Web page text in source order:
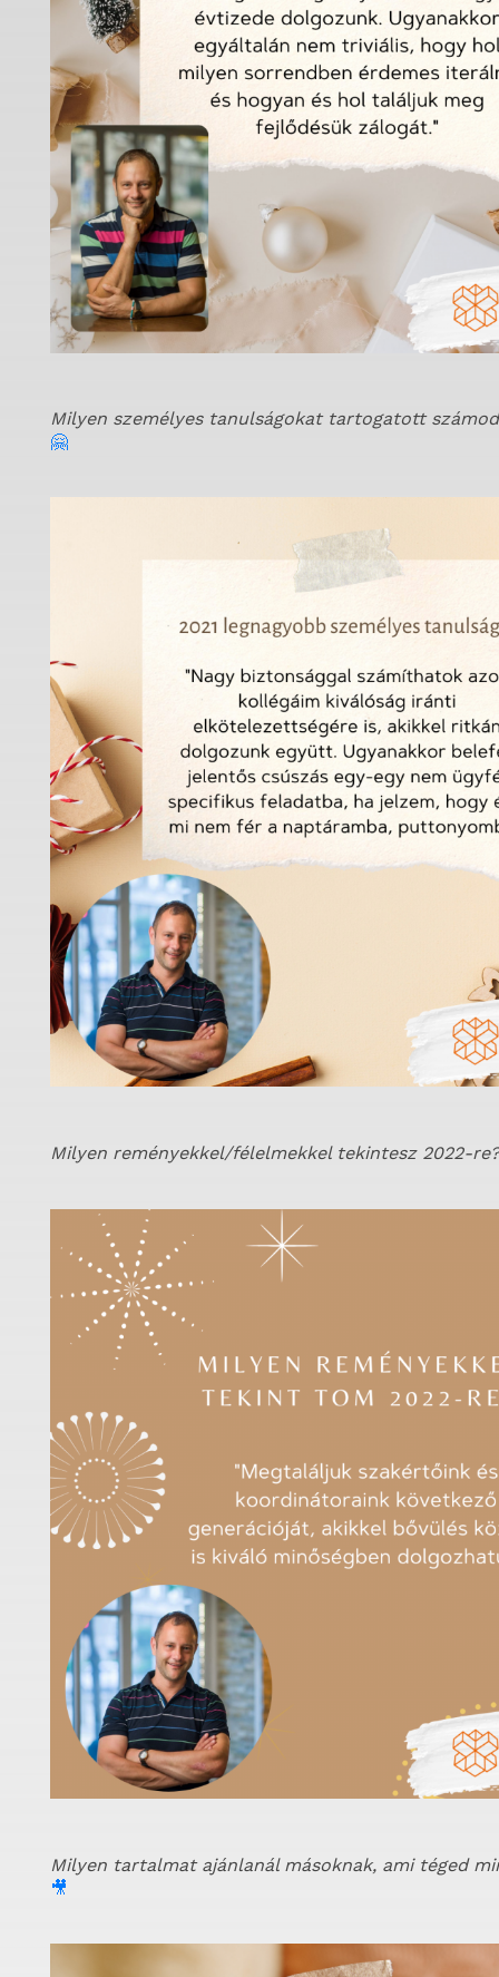
Milyen személyes tanulságokat tartogatott
🤗
Milyen reményekkel/félelmekkel tekintesz 2022-re?
Milyen tartalmat ajánlanál másoknak, ami téged
🎥